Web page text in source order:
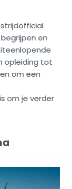
en
opleiding tot
om een
om je verder